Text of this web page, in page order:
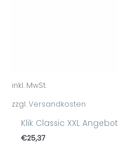
inkl. MwSt.
zzgl.Versandkosten
Klik Classic XXL Angebot
€25,37